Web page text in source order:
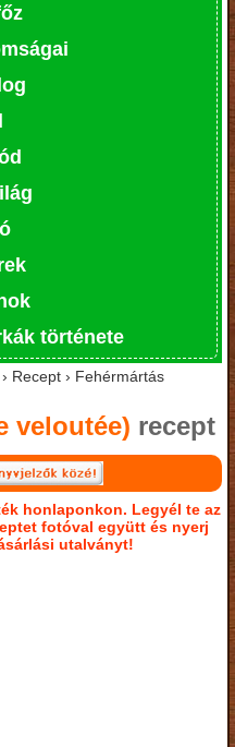
története
Recept › Fehérmártás
veloutée) recept
honlaponkon. Legyél te az
fotóval együtt és nyerj
utalványt!